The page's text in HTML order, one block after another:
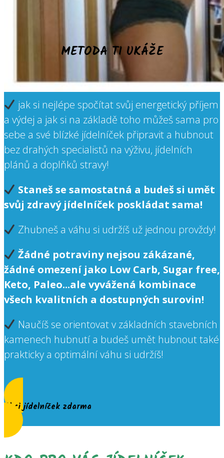
METODA TI UKÁŽE
jak si nejlépe spočítat svůj energetický příjem
a výdej a jak si na základě toho můžeš sama pro
sebe a své blízké jídelníček připravit a hubnout
bez drahých specialistů na výživu, jídelních
plánů a doplňků stravy!
Staneš se samostatná a budeš si umět
svůj zdravý jídelníček poskládat sama!
Zhubneš a váhu si udržíš už jednou provždy!
Žádné potraviny nejsou zákázané,
žádné omezení jako Low Carb, Sugar free,
Keto, Paleo...ale vyvážená kombinace
všech kvalitních a dostupných surovin!
Naučíš se orientovat v základních stavebních
kamenech hubnutí a budeš umět hubnout také
prakticky a optimální váhu si udržíš!
Chci jídelníček zdarma